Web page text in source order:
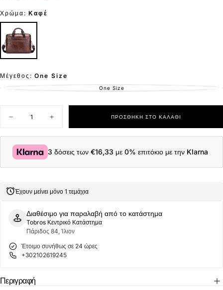
έκπτωση
Χρώμα: Καφέ
Μέγεθος: One Size
One Size
ΕΚΤΌΣ
Μείωση
για
χαρτοφύλακας
Bull
καφέ
Αύξηση
ποσότητας
για
χαρτοφύλακας
ΠΡΟΣΘΉΚΗ ΣΤΟ ΚΑΛΆΘΙ
3 δόσεις των€16,33 με 0% επιτόκιο με την Klarna
Έχουν μείνει μόνο 1 τεμάχια
Διαθέσιμο για παραλαβή από το κατάστημα
Tobros Κεντρικό Κατάστημα
Πάριδος 84, Ίλιον
Έτοιμο συνήθως σε 24 ώρες
+302102619245
Περιγραφή